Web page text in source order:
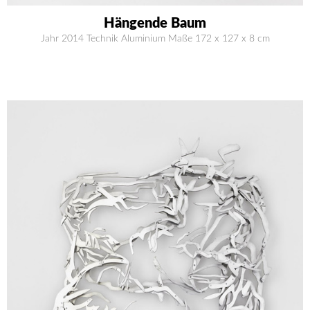
Hängende Baum
Jahr 2014 Technik Aluminium Maße 172 x 127 x 8 cm